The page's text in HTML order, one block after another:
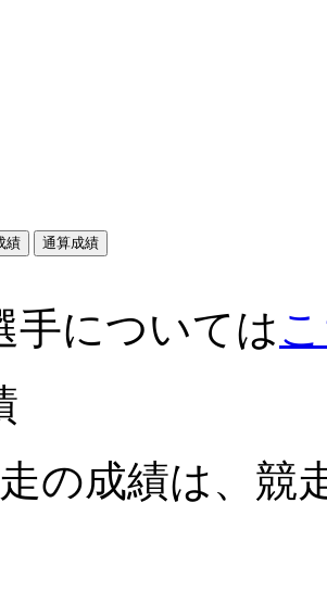
績
通算成績
手については
の成績は、競